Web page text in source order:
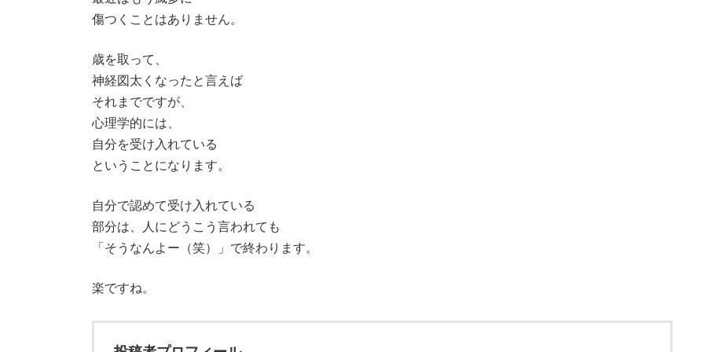
傷つくことはありません。
歳を取って、
神経図太くなったと言えば
それまでですが、
心理学的には、
自分を受け入れている
ということになります。
自分で認めて受け入れている
部分は、人にどうこう言われても
「そうなんよー（笑）」で終わります。
楽ですね。